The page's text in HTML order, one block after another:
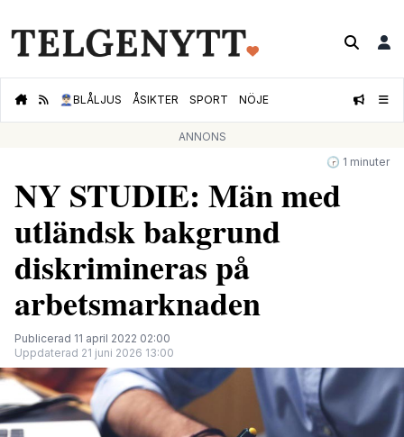
👮🏻‍♂️BLÅLJUS ÅSIKTER SPORT NÖJE
ANNONS
🕝 1 minuter
NY STUDIE: Män med
utländsk bakgrund
diskrimineras på
arbetsmarknaden
Publicerad 11 april 2022 02:00
Uppdaterad 21 juni 2026 13:00